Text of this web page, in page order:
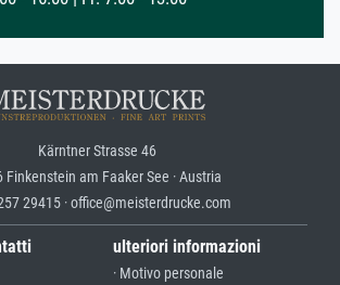
Kärntner Strasse 46
Finkenstein am Faaker See · Austria
29415 · office@meisterdrucke.com
ulteriori informazioni
· Motivo personale